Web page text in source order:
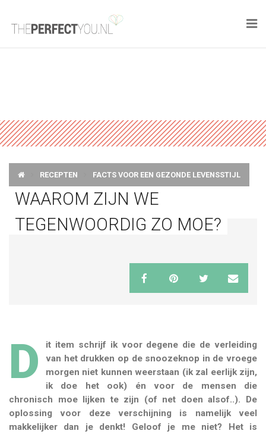

SPORT
STYLE RECEPTEN FACTS VOOR EEN GEZONDE LEVENSSTIJL
WAAROM ZIJN WE
TEGENWOORDIG ZO MOE?
D
it item schrijf ik voor degene die de verleiding
van het drukken op de snoozeknop in de vroege
morgen niet kunnen weerstaan (ik zal eerlijk zijn,
ik doe het ook) én voor de mensen die
chronisch moe lijken te zijn (of net doen alsof..). De
oplossing voor deze verschijning is namelijk veel
makkelijker dan je denkt! Geloof je me niet? Het is